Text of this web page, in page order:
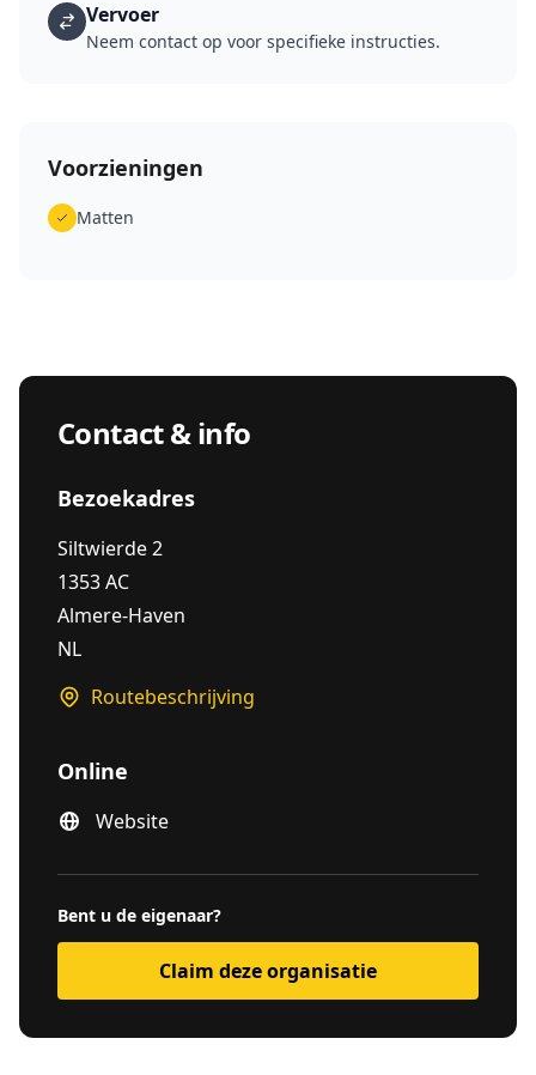
Vervoer
Neem contact op voor specifieke instructies.
Voorzieningen
Matten
Contact & info
Bezoekadres
Siltwierde 2
1353 AC
Almere-Haven
NL
Routebeschrijving
Online
Website
Bent u de eigenaar?
Claim deze organisatie